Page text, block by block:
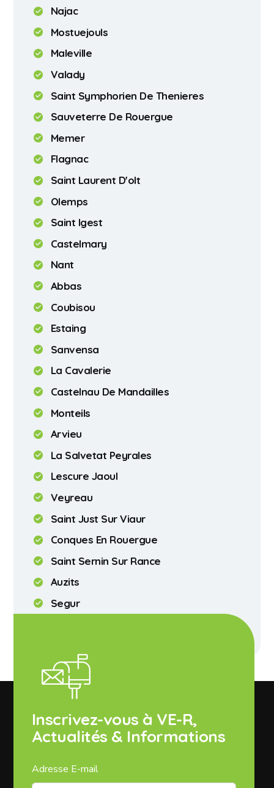
Najac
Mostuejouls
Maleville
Valady
Saint Symphorien De Thenieres
Sauveterre De Rouergue
Memer
Flagnac
Saint Laurent D'olt
Olemps
Saint Igest
Castelmary
Nant
Abbas
Coubisou
Estaing
Sanvensa
La Cavalerie
Castelnau De Mandailles
Monteils
Arvieu
La Salvetat Peyrales
Lescure Jaoul
Veyreau
Saint Just Sur Viaur
Conques En Rouergue
Saint Sernin Sur Rance
Auzits
Segur
Inscrivez-vous à VE-R,
Actualités & Informations
Adresse E-mail